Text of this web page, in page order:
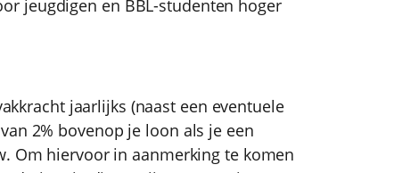
jeugdigen en BBL-studenten hoger
jaarlijks (naast een eventuele
2% bovenop je loon als je een
Om hiervoor in aanmerking te komen